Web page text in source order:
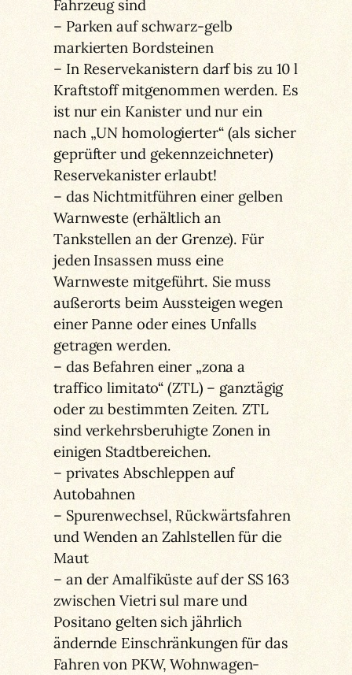
Fahrzeug sind
– Parken auf schwarz-gelb
markierten Bordsteinen
– In Reservekanistern darf bis zu 10 l
Kraftstoff mitgenommen werden. Es
ist nur ein Kanister und nur ein
nach „UN homologierter“ (als sicher
geprüfter und gekennzeichneter)
Reservekanister erlaubt!
– das Nichtmitführen einer gelben
Warnweste (erhältlich an
Tankstellen an der Grenze). Für
jeden Insassen muss eine
Warnweste mitgeführt. Sie muss
außerorts beim Aussteigen wegen
einer Panne oder eines Unfalls
getragen werden.
– das Befahren einer „zona a
traffico limitato“ (ZTL) – ganztägig
oder zu bestimmten Zeiten. ZTL
sind verkehrsberuhigte Zonen in
einigen Stadtbereichen.
– privates Abschleppen auf
Autobahnen
– Spurenwechsel, Rückwärtsfahren
und Wenden an Zahlstellen für die
Maut
– an der Amalfiküste auf der SS 163
zwischen Vietri sul mare und
Positano gelten sich jährlich
ändernde Einschränkungen für das
Fahren von PKW, Wohnwagen-